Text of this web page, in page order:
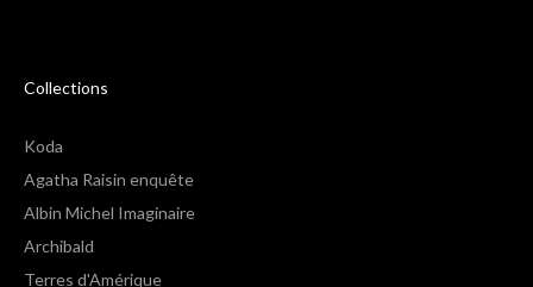
Collections
Koda
Agatha Raisin enquête
Albin Michel Imaginaire
Archibald
Terres d'Amérique